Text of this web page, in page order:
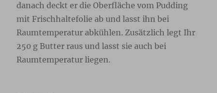
danach deckt er die Oberfläche vom Pudding
mit Frischhaltefolie ab und lasst ihn bei
Raumtemperatur abkühlen. Zusätzlich legt Ihr
250 g Butter raus und lasst sie auch bei
Raumtemperatur liegen.